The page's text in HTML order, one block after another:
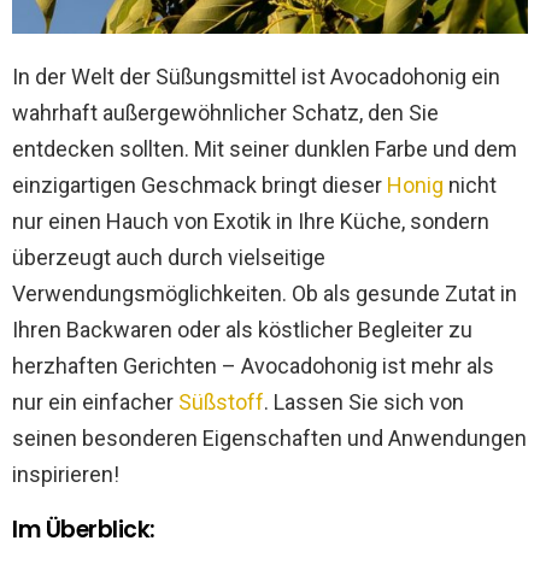
In der Welt der Süßungsmittel ist Avocadohonig ein
wahrhaft außergewöhnlicher Schatz, den Sie
entdecken sollten. Mit seiner dunklen Farbe und dem
einzigartigen Geschmack bringt dieser Honig nicht
nur einen Hauch von Exotik in Ihre Küche, sondern
überzeugt auch durch vielseitige
Verwendungsmöglichkeiten. Ob als gesunde Zutat in
Ihren Backwaren oder als köstlicher Begleiter zu
herzhaften Gerichten – Avocadohonig ist mehr als
nur ein einfacher Süßstoff. Lassen Sie sich von
seinen besonderen Eigenschaften und Anwendungen
inspirieren!
Im Überblick: